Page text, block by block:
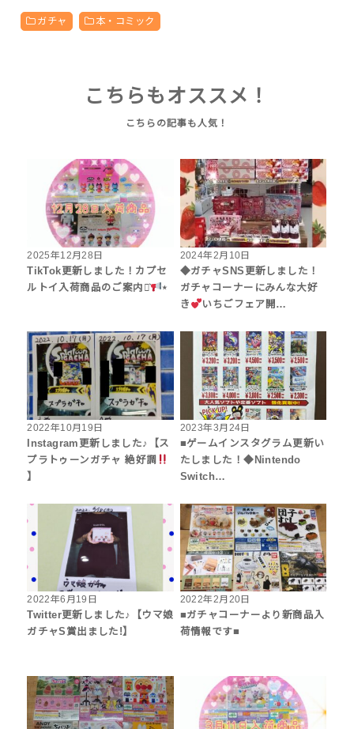
ガチャ 本・コミック
こちらもオススメ！
2025年12月28日
TikTok更新しました！カプセ
ルトイ入荷商品のご案内⋆͛
⋆
2024年2月10日
◆ガチャSNS更新しました！
ガチャコーナーにみんな大好
き
いちごフェア開…
2022年10月19日
Instagram更新しました♪【ス
プラトゥーンガチャ 絶好調
】
2023年3月24日
■ゲームインスタグラム更新い
たしました！◆Nintendo
Switch…
2022年6月19日
Twitter更新しました♪【ウマ娘
ガチャS賞出ました!】
2022年2月20日
■ガチャコーナーより新商品入
荷情報です■